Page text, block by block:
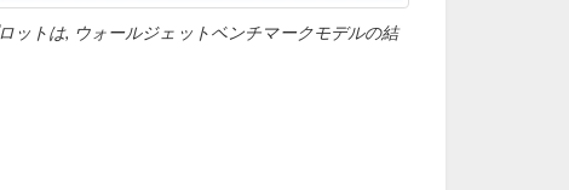
ットは, ウォールジェットベンチマークモデルの結